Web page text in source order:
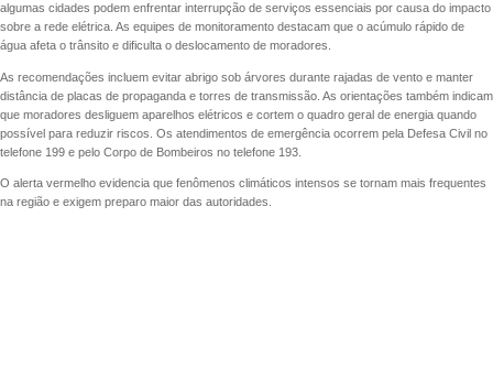
algumas cidades podem enfrentar interrupção de serviços essenciais por causa do impacto
sobre a rede elétrica. As equipes de monitoramento destacam que o acúmulo rápido de
água afeta o trânsito e dificulta o deslocamento de moradores.
As recomendações incluem evitar abrigo sob árvores durante rajadas de vento e manter
distância de placas de propaganda e torres de transmissão. As orientações também indicam
que moradores desliguem aparelhos elétricos e cortem o quadro geral de energia quando
possível para reduzir riscos. Os atendimentos de emergência ocorrem pela Defesa Civil no
telefone 199 e pelo Corpo de Bombeiros no telefone 193.
O alerta vermelho evidencia que fenômenos climáticos intensos se tornam mais frequentes
na região e exigem preparo maior das autoridades.